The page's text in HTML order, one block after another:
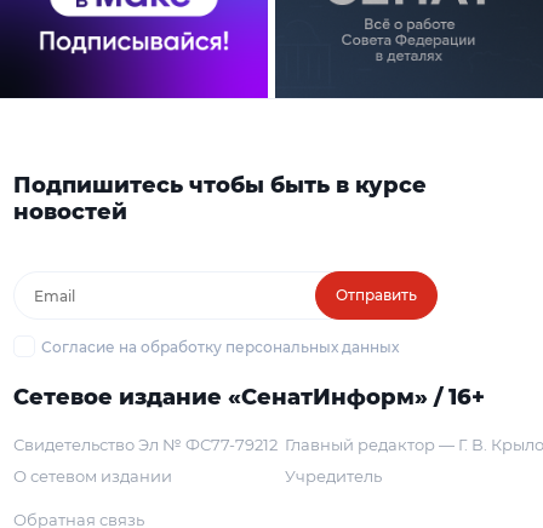
Подпишитесь чтобы быть в курсе
новостей
Отправить
Согласие на обработку персональных данных
Сетевое издание «СенатИнформ» / 16+
Свидетельство Эл № ФС77-79212
О сетевом издании
Главный редактор — Г. В.
Учредитель
Обратная связь